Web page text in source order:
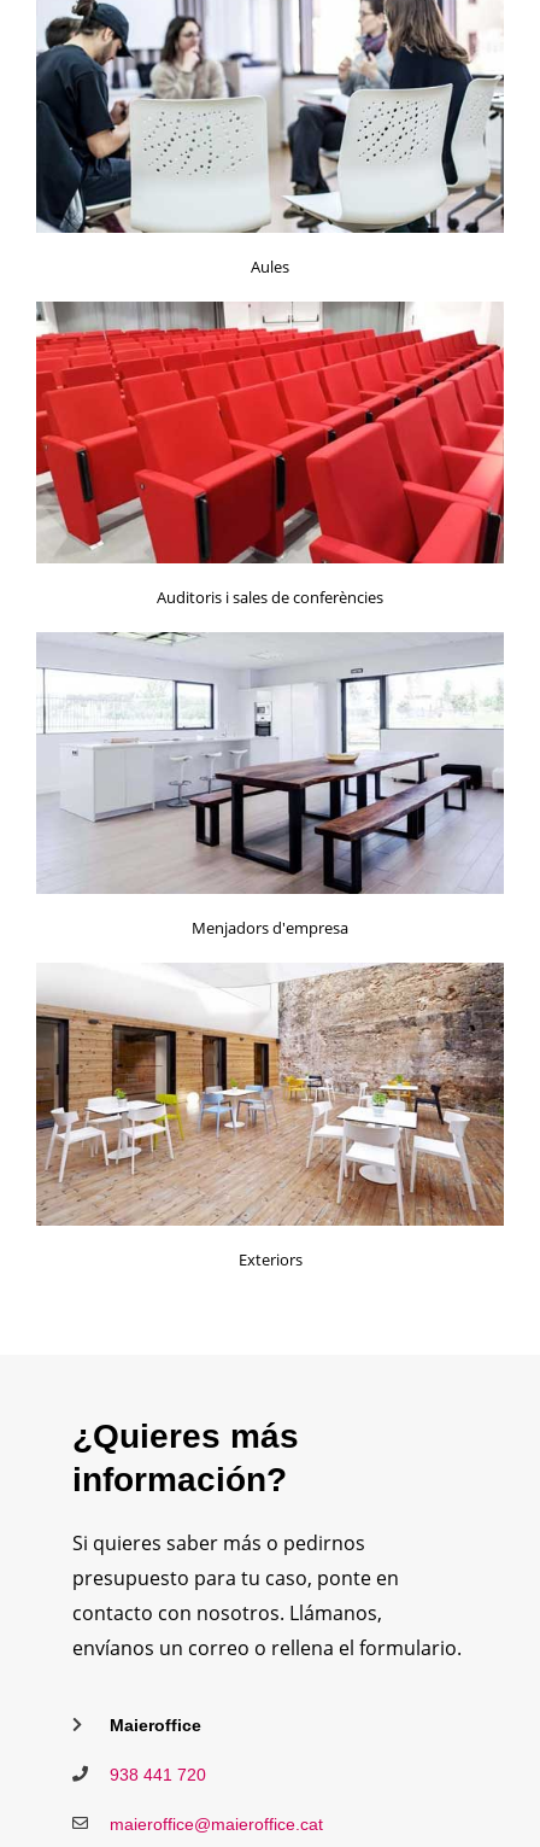
Aules
Auditoris i sales de conferències
Menjadors d'empresa
Exteriors
¿Quieres más
información?
Si quieres saber más o pedirnos
presupuesto para tu caso, ponte en
contacto con nosotros. Llámanos,
envíanos un correo o rellena el formulario.
Maieroffice
938 441 720
maieroffice@maieroffice.cat